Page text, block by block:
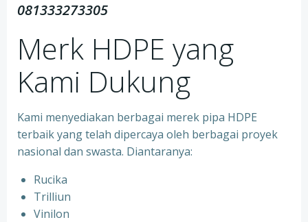
081333273305
Merk HDPE yang
Kami Dukung
Kami menyediakan berbagai merek pipa HDPE
terbaik yang telah dipercaya oleh berbagai proyek
nasional dan swasta. Diantaranya:
Rucika
Trilliun
Vinilon